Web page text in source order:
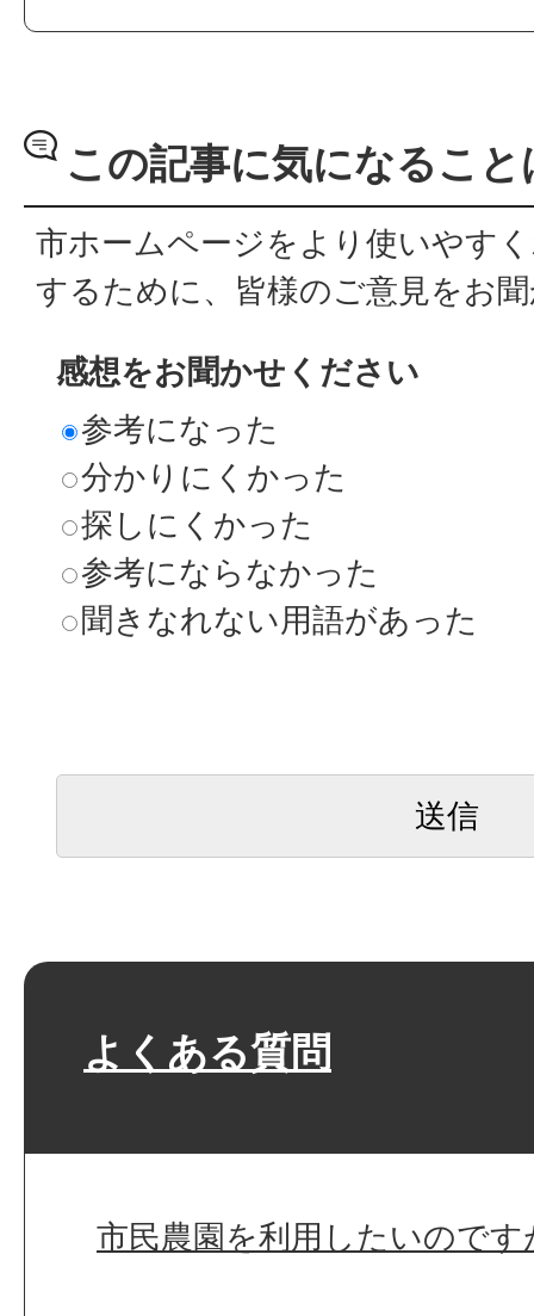
この記事に気になるこ
市ホームページをより使いやす
するために、皆様のご意見をお
感想をお聞かせください
参考になった
分かりにくかった
探しにくかった
参考にならなかった
聞きなれない用語があった
よくある質問
市民農園を利用したいのです